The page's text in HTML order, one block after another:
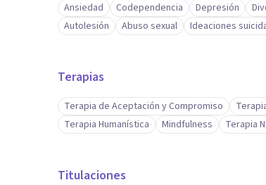
Ansiedad Codependencia Depresión
Autolesión
Abuso sexual Ideaciones
Terapias
Terapia de Aceptación y Compromiso
Terapia Humanística
Mindfulness Terapia
Titulaciones